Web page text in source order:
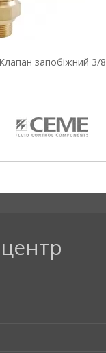
Клапан запобіжний 3/8